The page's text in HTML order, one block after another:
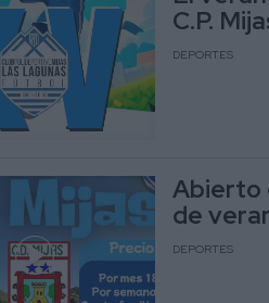
C.P.
DEPORTES
Abierto
de
DEPORTES